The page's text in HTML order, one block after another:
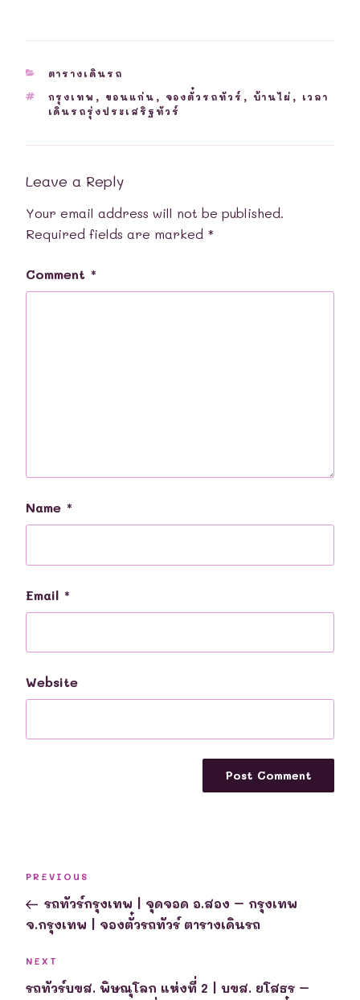
CATEGORIES
ตารางเดินรถ
TAGS
กรุงเทพ , ขอนแก่น , จองตั๋วรถทัวร์ , บ้านไผ่ , เวลา
เดินรถรุ่งประเสริฐทัวร์
Leave a Reply
Your email address will not be published.
Required fields are marked *
Comment *
Name *
Email *
Website
navigation
Previous
Post
PREVIOUS
รถทัวร์กรุงเทพ | จุดจอด อ.สอง – กรุงเทพ
จ.กรุงเทพ | จองตั๋วรถทัวร์ ตารางเดินรถ
Next
Post
NEXT
รถทัวร์บขส. พิษณุโลก แห่งที่ 2 | บขส. ยโสธร –